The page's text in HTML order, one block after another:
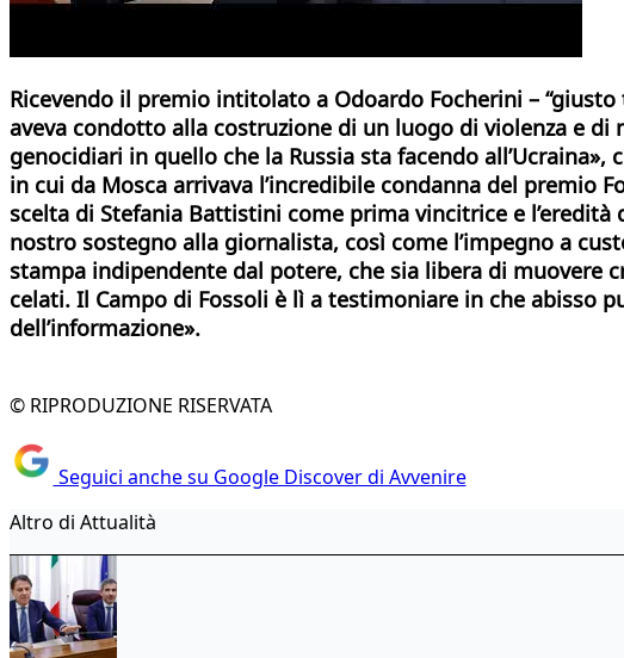
Ricevendo il premio intitolato a Odoardo Focherini –
aveva condotto alla costruzione di un luogo di violenza e
genocidiari in quello che la Russia sta facendo
in cui da Mosca arrivava l’incredibile condanna del
scelta di Stefania Battistini come prima vincitrice e
nostro sostegno alla giornalista, così come l’impegno a
stampa indipendente dal potere, che sia libera di muovere
celati. Il Campo di Fossoli è lì a testimoniare in che abisso
dell’informazione».
© RIPRODUZIONE RISERVATA
Seguici anche su Google Discover di Avvenire
Altro di Attualità